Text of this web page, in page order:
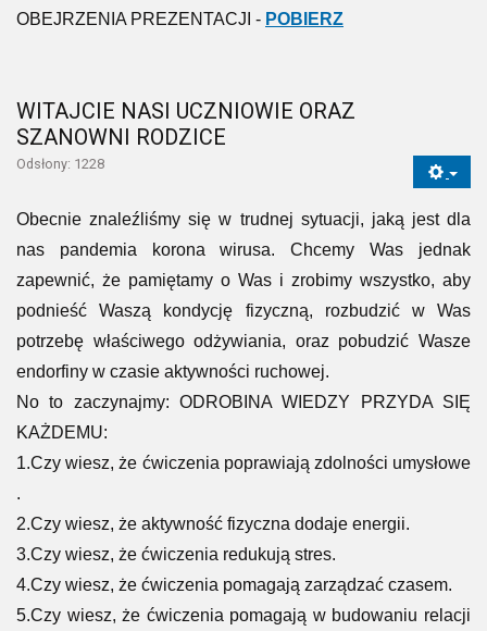
OBEJRZENIA PREZENTACJI - POBIERZ
WITAJCIE NASI UCZNIOWIE ORAZ
SZANOWNI RODZICE
Odsłony: 1228
Obecnie znaleźliśmy się w trudnej sytuacji, jaką jest dla
nas pandemia korona wirusa. Chcemy Was jednak
zapewnić, że pamiętamy o Was i zrobimy wszystko, aby
podnieść Waszą kondycję fizyczną, rozbudzić w Was
potrzebę właściwego odżywiania, oraz pobudzić Wasze
endorfiny w czasie aktywności ruchowej.
No to zaczynajmy: ODROBINA WIEDZY PRZYDA SIĘ
KAŻDEMU:
1.Czy wiesz, że ćwiczenia poprawiają zdolności umysłowe
.
2.Czy wiesz, że aktywność fizyczna dodaje energii.
3.Czy wiesz, że ćwiczenia redukują stres.
4.Czy wiesz, że ćwiczenia pomagają zarządzać czasem.
5.Czy wiesz, że ćwiczenia pomagają w budowaniu relacji